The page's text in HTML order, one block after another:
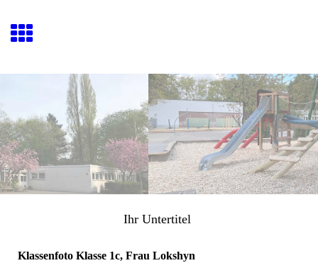
Ihr Untertitel
Klassenfoto Klasse 1c, Frau Lokshyn